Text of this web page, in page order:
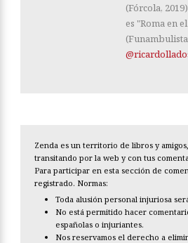
(Fórcola,
es "Roma en
Zenda es un territorio de libros y
transitando por la web y con tus
Para participar en esta sección de
registrado. Normas:
Toda alusión personal injuriosa
No está permitido hacer
españolas o injuriantes.
Nos reservamos el derecho a